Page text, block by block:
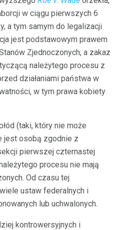
w ciągu pierwszych 6
a tym samym do legalizacji
jest podstawowym prawem
Zjednoczonych, a zakaz
należytego procesu z
działaniami państwa w
w tym prawa kobiety
(taki, który nie może
jest osobą zgodnie z
pierwszej czternastej
procesu nie mają
Od czasu tej
ustaw federalnych i
lub uchwalonych.
kontrowersyjnych i